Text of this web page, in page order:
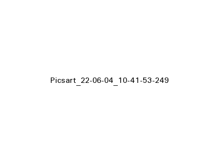
Picsart_22-06-04_10-41-53-249